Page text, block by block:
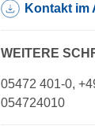
Kontakt im
WEITERE
05472 401-0,
054724010